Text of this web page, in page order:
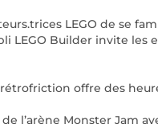
LEGO de se
LEGO Builder invite les
à rétrofriction offre des
de l’arène Monster Jam